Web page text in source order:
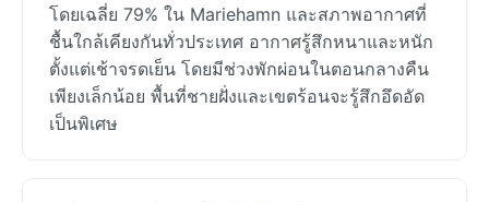
โดยเฉลี่ย 79% ใน Mariehamn และสภาพอากาศที่
ชื้นใกล้เคียงกันทั่วประเทศ อากาศรู้สึกหนาและหนัก
ตั้งแต่เช้าจรดเย็น โดยมีช่วงพักผ่อนในตอนกลางคืน
เพียงเล็กน้อย พื้นที่ชายฝั่งและเขตร้อนจะรู้สึกอึดอัด
เป็นพิเศษ